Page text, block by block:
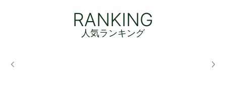
RANKING
人気ランキング